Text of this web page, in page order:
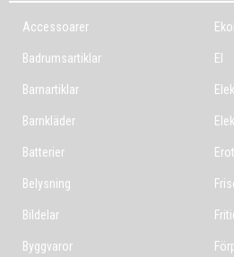
Accessoarer
Badrumsartiklar
Barnartiklar
Barnkläder
Batterier
Belysning
Bildelar
Byggvaror
El